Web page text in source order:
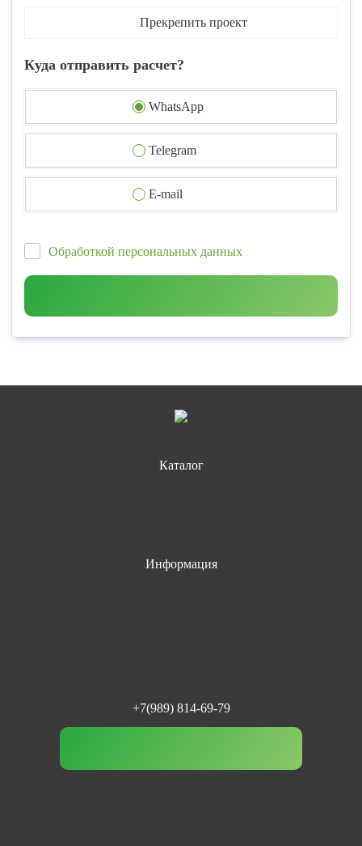
Прекрепить проект
Куда отправить расчет?
WhatsApp
Telegram
E-mail
Обработкой персональных данных
Каталог
Информация
+7(989) 814-69-79